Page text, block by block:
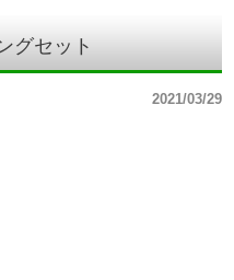
グセット
2021/03/29